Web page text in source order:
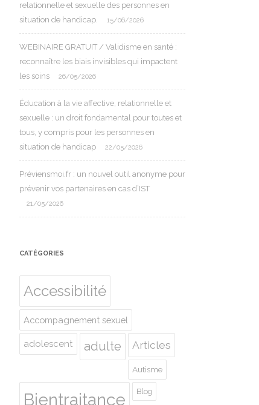
relationnelle et sexuelle des personnes en
situation de handicap.
15/06/2026
WEBINAIRE GRATUIT / Validisme en santé :
reconnaître les biais invisibles qui impactent
les soins
26/05/2026
Éducation à la vie affective, relationnelle et
sexuelle : un droit fondamental pour toutes et
tous, y compris pour les personnes en
situation de handicap
22/05/2026
Préviensmoi.fr : un nouvel outil anonyme pour
prévenir vos partenaires en cas d’IST
21/05/2026
CATÉGORIES
Accessibilité
Accompagnement sexuel
adolescent adulte Articles
Autisme
Bientraitance Blog